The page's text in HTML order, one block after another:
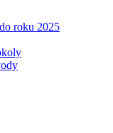
roku 2025